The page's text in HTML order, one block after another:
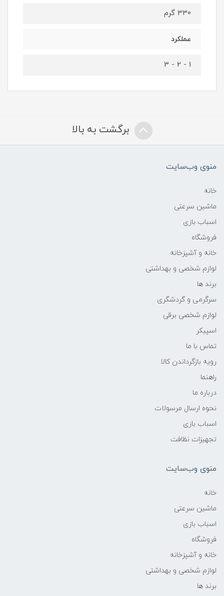
330 گرم
عملکرد
1 - 2 - 3
برگشت به بالا
منوی وب‌سایت
خانه
ماشین سرعتی
اسباب بازی
فروشگاه
خانه و آشپزخانه
لوازم شخصی و بهداشتی
برند ها
سرگرمی و گردشگری
لوازم شخصی برقی
اسپیکر
تماس با ما
رویه بازگرداندن کالا
راهنما
درباره ما
نحوه ارسال مرسولات
اسباب بازی
تجهیزات نظافت
منوی وب‌سایت
خانه
ماشین سرعتی
اسباب بازی
فروشگاه
خانه و آشپزخانه
لوازم شخصی و بهداشتی
برند ها